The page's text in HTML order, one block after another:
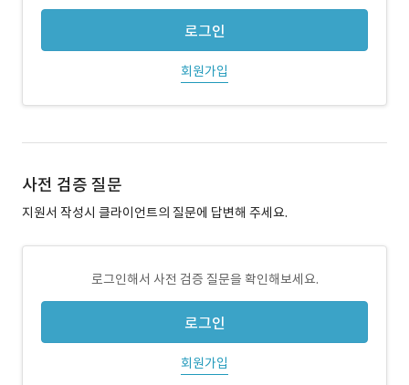
로그인
회원가입
사전 검증 질문
지원서 작성시 클라이언트의 질문에 답변해 주세요.
로그인해서 사전 검증 질문을 확인해보세요.
로그인
회원가입